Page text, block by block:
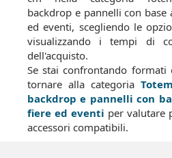
backdrop e pannelli con base
ed eventi, scegliendo le
visualizzando i tempi di
dell'acquisto.
Se stai confrontando formati
tornare alla categoria
backdrop e pannelli con
fiere ed eventi per valutare
accessori compatibili.